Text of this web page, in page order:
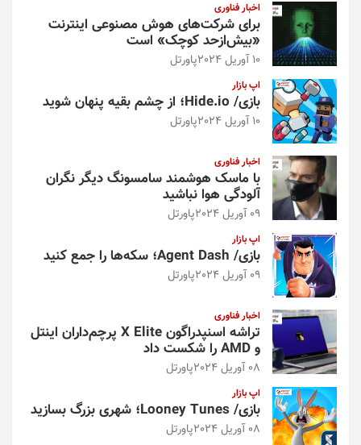
اخبار فناوری
برای شرکت‌های هوش مصنوعی اینترنت
«بیش‌از‌حد کوچک» است
10 آوریل 2024 پاورتل
اپ بازار
بازی/ Hide.io؛ از چشم بقیه پنهان شوید
10 آوریل 2024 پاورتل
اخبار فناوری
با ماسک هوشمند سامسونگ دیگر نگران
آلودگی هوا نباشید
09 آوریل 2024 پاورتل
اپ بازار
بازی/ Agent Dash؛ سکه‌ها را جمع کنید
09 آوریل 2024 پاورتل
اخبار فناوری
تراشه اسنپدراگون X Elite پرچم‌داران اینتل
و AMD را شکست داد
08 آوریل 2024 پاورتل
اپ بازار
بازی/ Looney Tunes؛ شهری بزرگ بسازید
08 آوریل 2024 پاورتل